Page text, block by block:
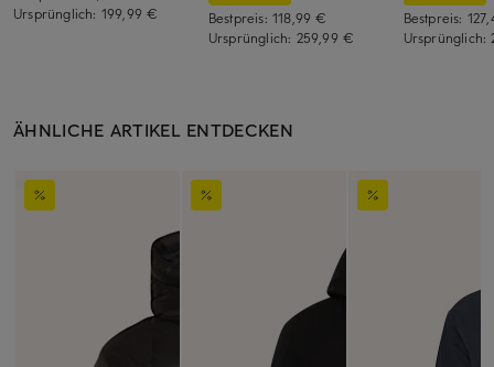
Ursprünglich: 199,99 € Bestpreis: 118,99 €
Ursprünglich: 259,99 €
Bestpreis:
Ursprünglich:
ÄHNLICHE ARTIKEL ENTDECKEN